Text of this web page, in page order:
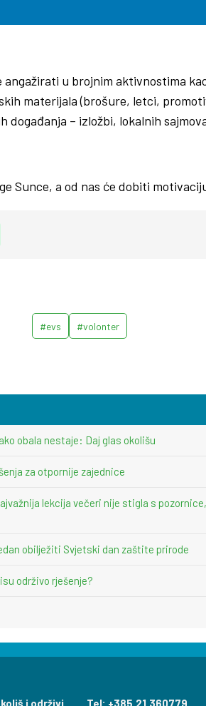
angažirati u brojnim aktivnostima
materijala (brošure, letci,
– izložbi, lokalnih
Sunce, a od nas će dobiti
#evs #volonter
obala nestaje: Daj glas okolišu
za otpornije zajednice
lekcija večeri nije stigla s
obilježiti Svjetski dan zaštite prirode
održivo rješenje?
i održivi Tel: +385.21.360779